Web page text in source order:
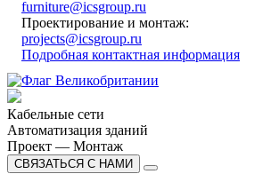
furniture@icsgroup.ru
Проектирование и монтаж:
projects@icsgroup.ru
Подробная контактная информация
Кабельные сети
Автоматизация зданий
Проект — Монтаж
СВЯЗАТЬСЯ С НАМИ